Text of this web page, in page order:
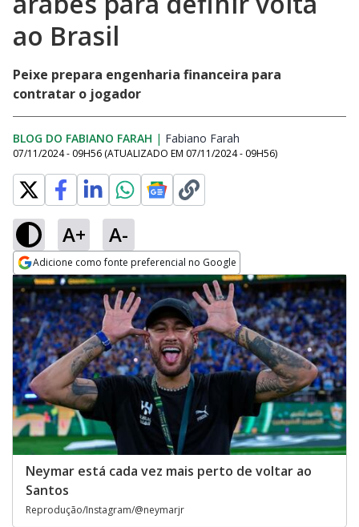
ao Brasil
Peixe prepara engenharia financeira para
contratar o jogador
BLOG DO FABIANO FARAH | Fabiano Farah
07/11/2024 - 09H56 (ATUALIZADO EM 07/11/2024 - 09H56)
A+ A-
Adicione como fonte preferencial no Google
Opens in new window
Neymar está cada vez mais perto de voltar ao
Santos
Reprodução/Instagram/@neymarjr